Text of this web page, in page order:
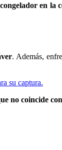
en la
. Además,
su captura.
no coincide